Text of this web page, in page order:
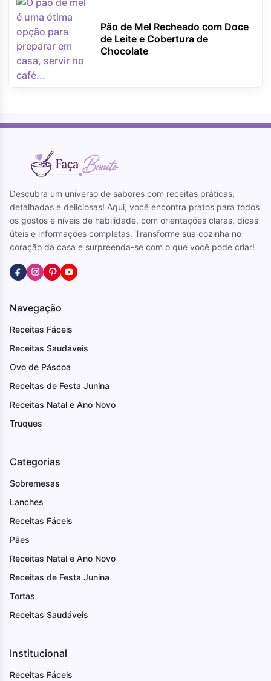
Pão de Mel Recheado com Doce
de Leite e Cobertura de
Chocolate
Descubra um universo de sabores com receitas práticas,
detalhadas e deliciosas! Aqui, você encontra pratos para todos
os gostos e níveis de habilidade, com orientações claras, dicas
úteis e informações completas. Transforme sua cozinha no
coração da casa e surpreenda-se com o que você pode criar!
Navegação
Receitas Fáceis
Receitas Saudáveis
Ovo de Páscoa
Receitas de Festa Junina
Receitas Natal e Ano Novo
Truques
Categorias
Sobremesas
Lanches
Receitas Fáceis
Pães
Receitas Natal e Ano Novo
Receitas de Festa Junina
Tortas
Receitas Saudáveis
Institucional
Receitas Fáceis